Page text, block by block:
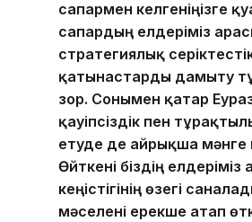
сапармен келгеніңізге
сапардың елдеріміз
стратегиялық
қатынастарды дамыту
зор. Сонымен қатар
қауіпсіздік пен
етуде де айрықша
Өйткені біздің елдеріміз
кеңістігінің өзегі
мәселені ерекше атап